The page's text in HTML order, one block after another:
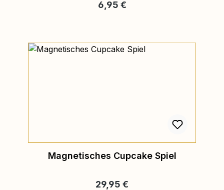
Regulärer Preis:
6,95 €
Magnetisches Cupcake Spiel
Regulärer Preis:
29,95 €